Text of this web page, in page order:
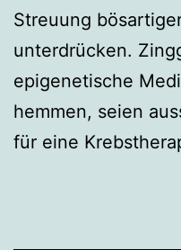
Streuung
unterdrücken.
epigenetische
hemmen, seien
für eine